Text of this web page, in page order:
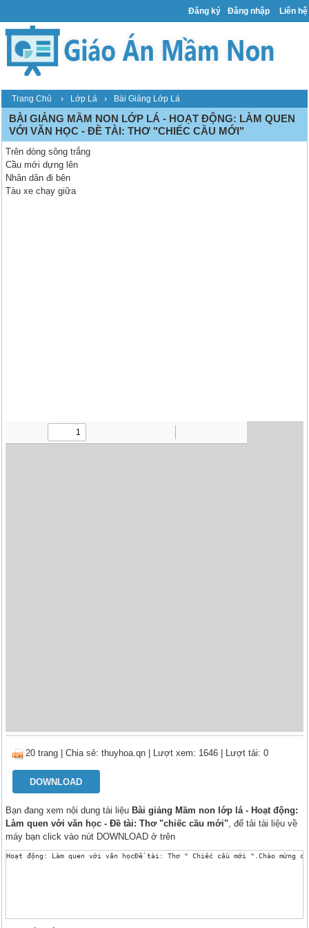
Đăng ký Đăng nhập Liên hệ
Trang Chủ › Lớp Lá › Bài Giảng Lớp Lá
BÀI GIẢNG MẦM NON LỚP LÁ - HOẠT ĐỘNG: LÀM QUEN
VỚI VĂN HỌC - ĐỀ TÀI: THƠ "CHIẾC CẦU MỚI"
Trên dòng sông trắng
Cầu mới dựng lên
Nhân dân đi bên
Tàu xe chạy giữa
20 trang |Chia sẻ:thuyhoa.qn | Lượt xem: 1646 | Lượt tải: 0
DOWNLOAD
Bạn đang xem nội dung tài liệu Bài giảng Mầm non lớp lá - Hoạt động:
Làm quen với văn học - Đề tài: Thơ "chiếc cầu mới", để tải tài liệu về
máy bạn click vào nút DOWNLOAD ở trên
Hoạt động: Làm quen với văn họcĐề tài: Thơ " Chiếc cầu mới ".Chào mừng